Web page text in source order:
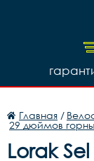
Главная /
29 дюймов
Lorak